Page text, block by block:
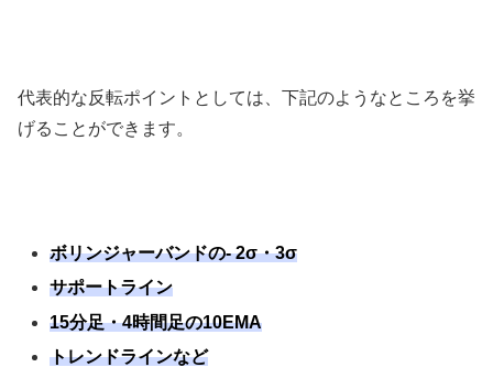
代表的な反転ポイントとしては、下記のようなところを挙
げることができます。
ボリンジャーバンドの- 2σ・3σ
サポートライン
15分足・4時間足の10EMA
トレンドラインなど